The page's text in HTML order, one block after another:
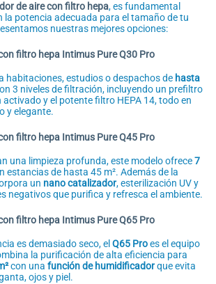
de aire con filtro hepa, es fundamental
la potencia adecuada para el tamaño de tu
nuestras mejores opciones:
filtro hepa Intimus Pure Q30 Pro
habitaciones, estudios o despachos de hasta
3 niveles de filtración, incluyendo un prefiltro
y el potente filtro HEPA 14, todo en
y elegante.
filtro hepa Intimus Pure Q45 Pro
una limpieza profunda, este modelo ofrece7
estancias de hasta 45 m². Además de la
un nano catalizador, esterilización UV y
negativos que purifica y refresca el ambiente.
filtro hepa Intimus Pure Q65 Pro
es demasiado seco, el Q65 Proes el equipo
la purificación de alta eficiencia para
con una función de humidificadorque evita
ojos y piel.